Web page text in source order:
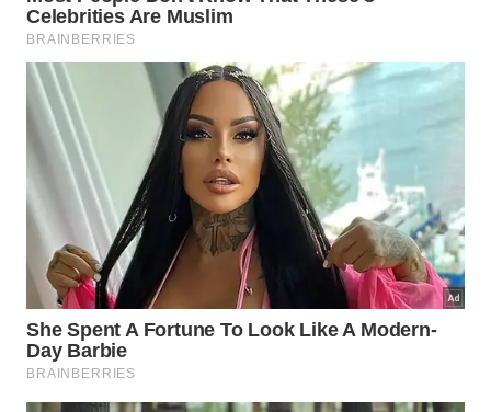
Use dispensers embutidos ou de cerâmica na
bancada.
Guarde o excesso de produtos de estoque nos
armários inferiores.
Mantenha apenas o essencial ao alcance das
mãos durante a lavagem.
Por que o rendimento dos produtos
modernos surpreende tanto?
A tecnologia aplicada nas fórmulas atuais permite
que uma quantidade mínima de produto remova as
sujeiras mais difíceis com facilidade. Essa alta
performance resulta em um excelente benefício real,